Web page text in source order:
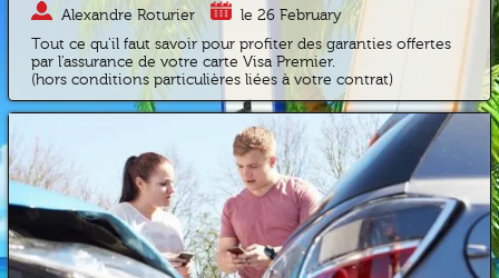
Alexandre Roturier
le 26 February
Tout ce qu'il faut savoir pour profiter des garanties offertes
par l'assurance de votre carte Visa Premier.
(hors conditions particulières liées à votre contrat)